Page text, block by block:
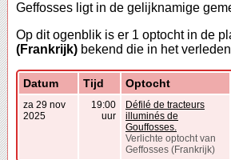
Geffosses ligt in de gelijknamige
Op dit ogenblik is er 1 optocht in de
(Frankrijk) bekend die in het
Datum Tijd Optocht
za 29 nov
2025
19:00
uur
Défilé de tracteurs
illuminés de
Gouffosses.
Verlichte optocht van
Geffosses (Frankrijk)